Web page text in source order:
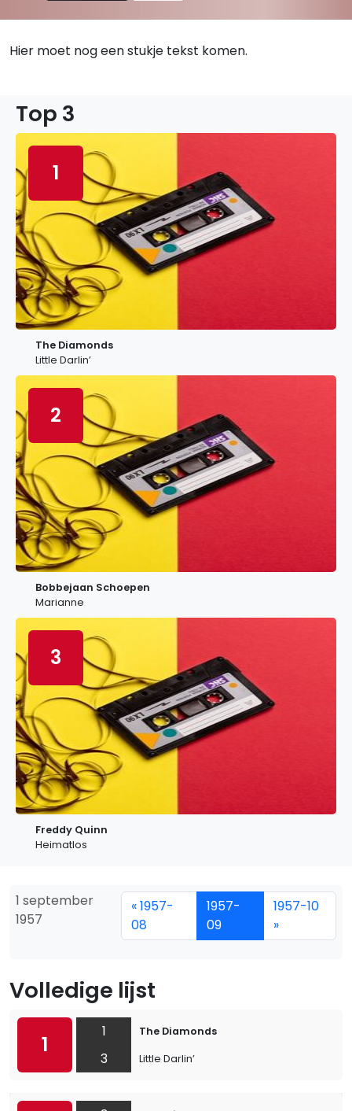
Hier moet nog een stukje tekst komen.
Top 3
1
The Diamonds
Little Darlin’
2
Bobbejaan Schoepen
Marianne
3
Freddy Quinn
Heimatlos
1 september
1957
« 1957-
08
1957-
09
1957-10
»
Volledige lijst
1
1
3
The Diamonds
Little Darlin’